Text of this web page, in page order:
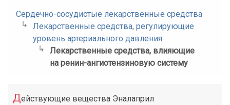
Сердечно-сосудистые лекарственные средства
Лекарственные средства, регулирующие
уровень артериального давления
Лекарственные средства, влияющие
на ренин-ангиотензиновую систему
Действующие вещества Эналаприл